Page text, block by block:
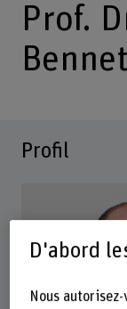
Prof.
Profil
D'abord
Nous